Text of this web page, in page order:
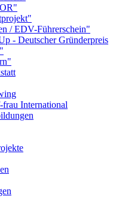
/ EDV-Führerschein"
- Deutscher Gründerpreis
International